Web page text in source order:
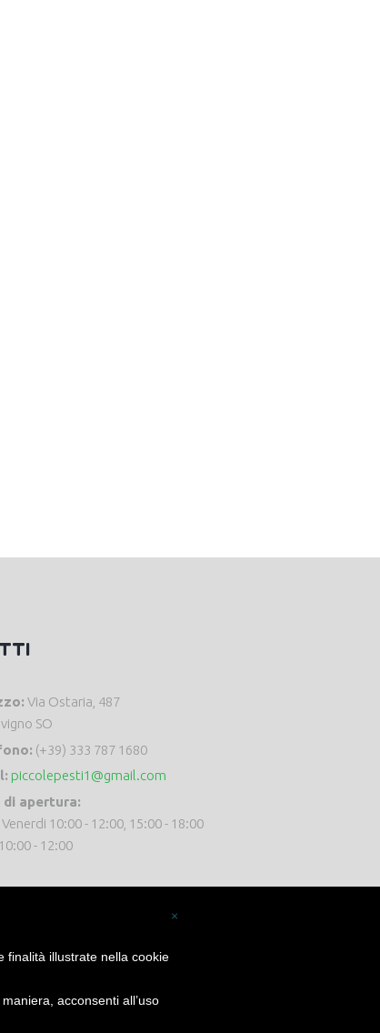
Via Ostaria, 487
SO
(+39) 333 787 1680
piccolepesti1@gmail.com
di apertura:
10:00 - 12:00, 15:00 - 18:00
- 12:00
×
finalità illustrate nella cookie
acconsenti all’uso